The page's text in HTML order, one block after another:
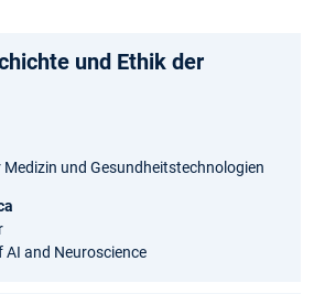
und Ethik der
und Gesundheitstechnologien
and Neuroscience